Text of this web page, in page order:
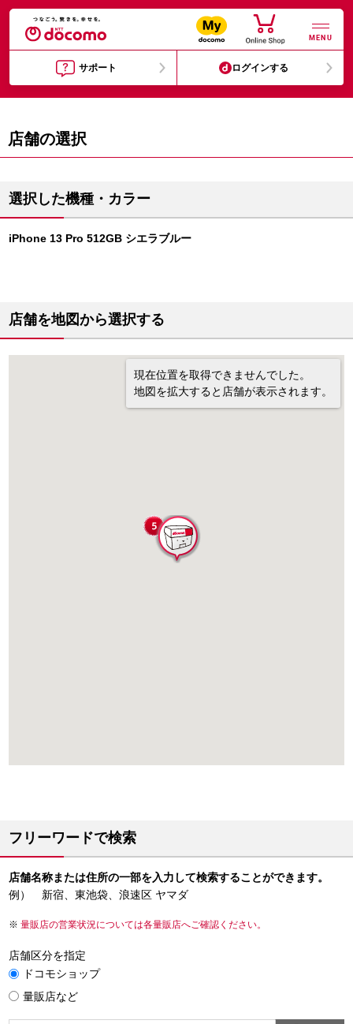
MENU
サポート ログインする
店舗の選択
選択した機種・カラー
iPhone 13 Pro 512GB シエラブルー
店舗を地図から選択する
現在位置を取得できませんでした。
地図を拡大すると店舗が表示されます。
フリーワードで検索
店舗名称または住所の一部を入力して検索することができます。
例） 新宿、東池袋、浪速区 ヤマダ
量販店の営業状況については各量販店へご確認ください。
店舗区分を指定
ドコモショップ
量販店など